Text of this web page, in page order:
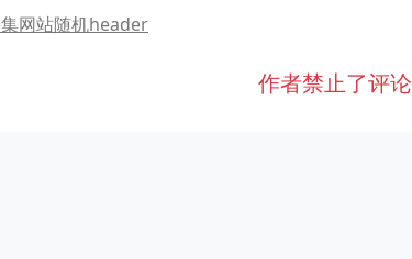
网站随机header
作者禁止了评论